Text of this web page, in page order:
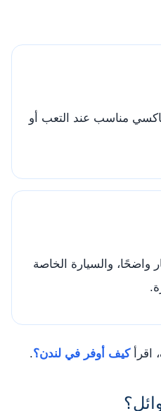
مناسب عند التعب أو
واضحًا، والسيارة الخاصة
اقرأكيف أوفر في لندن؟.